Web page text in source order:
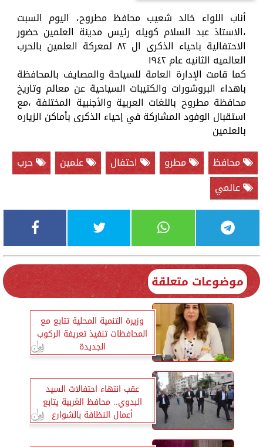
أناب اللواء خالد شعيب محافظ مطروح، اليوم السبت
،الاستاذ عبد السلام كويله رئيس مدينة العلمين حضور
الاحتفالية باحياء الذكرى ال ٨٢ لمعركة العلمين بالحرب
العالميه الثانيه عام ١٩٤٢
كما قامت الإدارة العامة للسياحة والمصايف بالمحافظة
باهداء البروشورات والكتيبات السياحية عن معالم وتاريخ
محافظة مطروح باللغات العربية والأجنبية المختلفة ،مع
استقبال الوفود المشاركة في إحياء الذكرى بأماكن الزياره
بالعلمين
محافظ
مطرو احتفال علمين
حرب
عالمي
موضوعات متعلقة
وزيرة التنمية المحلية تتابع مع
المحافظات تنفيذ تعريفة الركوب
الجديدة
عقب انتهاء احتفالات السيد
البدوي.. محافظ الغربية يتابع
أعمال النظافة بالشوارع